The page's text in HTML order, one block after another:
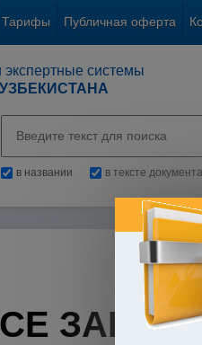
Тарифы Публичная оферта
системы
в названии в тексте документа